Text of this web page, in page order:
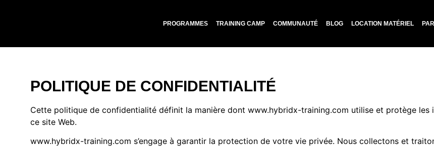
PROGRAMMES TRAINING CAMP COMMUNAUTÉ BLOG LOCATION MATÉRIEL
POLITIQUE DE CONFIDENTIALITÉ
Cette politique de confidentialité définit la manière dont www.hybridx-training.com utilise et protège
ce site Web.
www.hybridx-training.com s’engage à garantir la protection de votre vie privée. Nous collectons et